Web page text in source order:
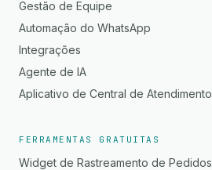
Gestão de Equipe
Automação do WhatsApp
Integrações
Agente de IA
Aplicativo de Central de Atendimento
FERRAMENTAS GRATUITAS
Widget de Rastreamento de Pedidos